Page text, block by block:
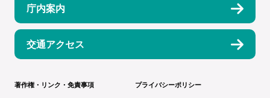
庁内案内
交通アクセス
著作権・リンク・免責事項 プライバシーポリシー